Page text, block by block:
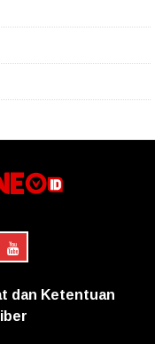
dan Ketentuan